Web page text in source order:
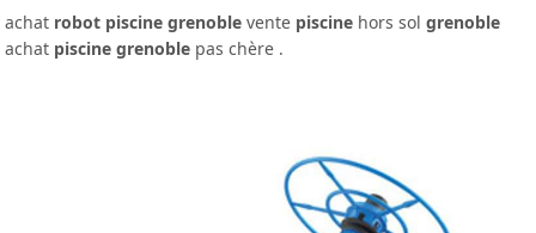
achat robot piscine grenoble vente piscine hors solgrenoble
achat piscine grenoble pas chère .